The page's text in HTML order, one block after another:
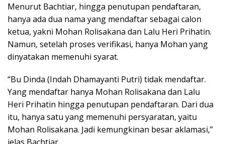
Menurut Bachtiar, hingga penutupan pendaftaran,
hanya ada dua nama yang mendaftar sebagai calon
ketua, yakni Mohan Rolisakana dan Lalu Heri Prihatin.
Namun, setelah proses verifikasi, hanya Mohan yang
dinyatakan memenuhi syarat.
“Bu Dinda (Indah Dhamayanti Putri) tidak mendaftar.
Yang mendaftar hanya Mohan Rolisakana dan Lalu
Heri Prihatin hingga penutupan pendaftaran. Dari dua
itu, hanya satu yang memenuhi persyaratan, yaitu
Mohan Rolisakana. Jadi kemungkinan besar aklamasi,”